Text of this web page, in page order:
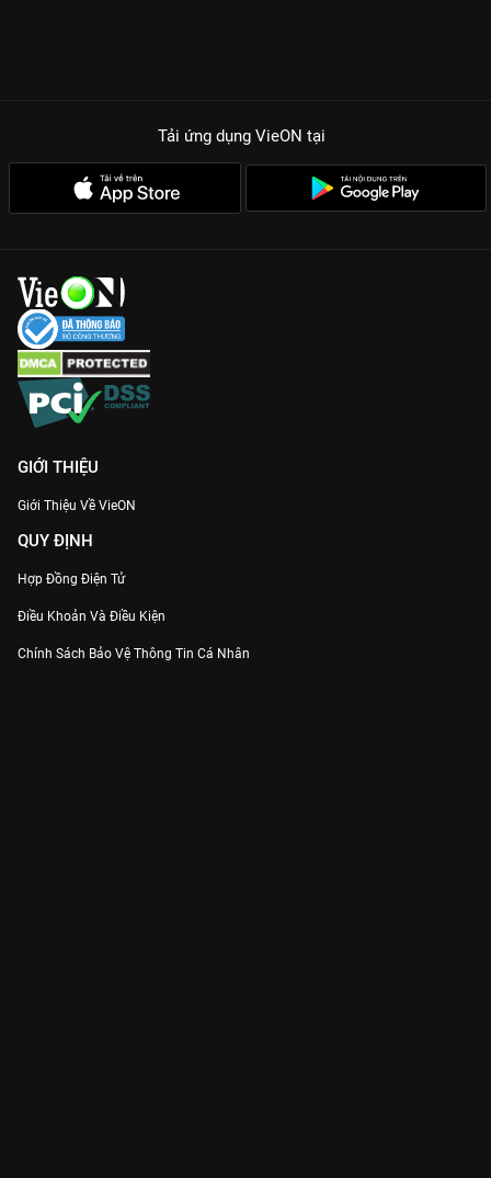
Tải ứng dụng VieON tại
GIỚI THIỆU
Giới Thiệu Về VieON
QUY ĐỊNH
Hợp Đồng Điện Tử
Điều Khoản Và Điều Kiện
Chính Sách Bảo Vệ Thông Tin Cá Nhân